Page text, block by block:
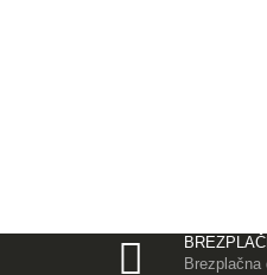
Brezplačna